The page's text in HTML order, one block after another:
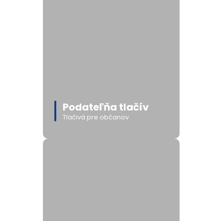
Podateľňa tlačív
Tlačivá pre občanov